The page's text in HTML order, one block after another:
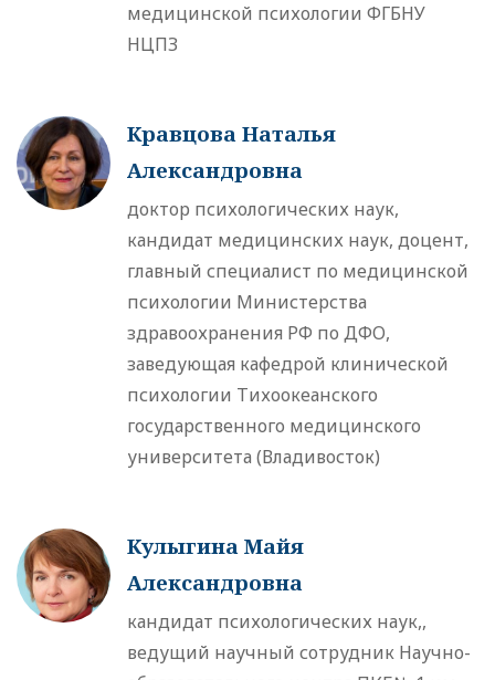
медицинской психологии ФГБНУ
НЦПЗ
Кравцова Наталья
Александровна
доктор психологических наук,
кандидат медицинских наук, доцент,
главный специалист по медицинской
психологии Министерства
здравоохранения РФ по ДФО,
заведующая кафедрой клинической
психологии Тихоокеанского
государственного медицинского
университета (Владивосток)
Кулыгина Майя
Александровна
кандидат психологических наук,,
ведущий научный сотрудник Научно-